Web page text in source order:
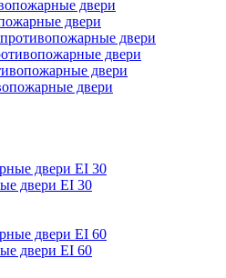
двери
двери
двери
двери EI 30
двери EI 60